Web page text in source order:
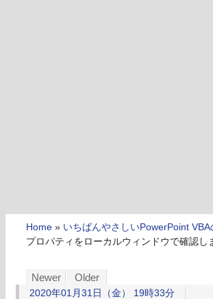
Home » いちばんやさしいPowerPoint VBA
プロパティをローカルウィンドウで確認し
Newer Older
2020年01月31日（金） 19時33分